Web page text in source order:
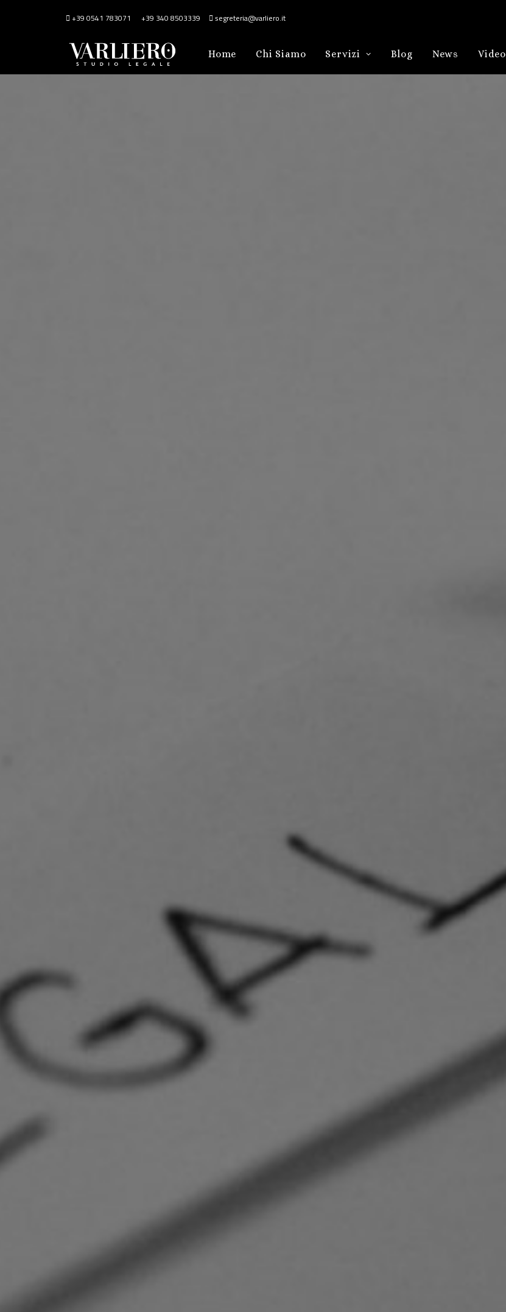
+39 0541 783071 +39 340 8503339 segreteria@varliero.it
Home Chi Siamo Servizi Blog News Video